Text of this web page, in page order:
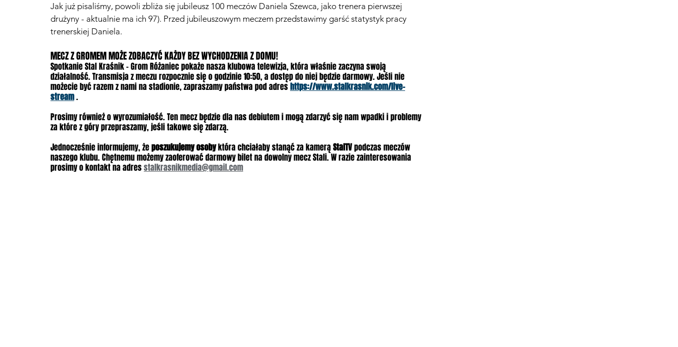
Jak już pisaliśmy, powoli zbliża się jubileusz 100 meczów Daniela Szewca, jako trenera pierwszej
drużyny - aktualnie ma ich 97). Przed jubileuszowym meczem przedstawimy garść statystyk pracy
trenerskiej Daniela.
MECZ Z GROMEM MOŻE ZOBACZYĆ KAŻDY BEZ WYCHODZENIA Z DOMU!
Spotkanie Stal Kraśnik - Grom Różaniec pokaże nasza klubowa telewizja, która właśnie zaczyna swoją
działalność. Transmisja z meczu rozpocznie się o godzinie 10:50, a dostęp do niej będzie darmowy. Jeśli nie
możecie być razem z nami na stadionie, zapraszamy państwa pod adres https://www.stalkrasnik.com/live-
stream .
Prosimy również o wyrozumiałość. Ten mecz będzie dla nas debiutem i mogą zdarzyć się nam wpadki i problemy
za które z góry przepraszamy, jeśli takowe się zdarzą.
Jednocześnie informujemy, że poszukujemy osoby która chciałaby stanąć za kamerą StalTV podczas meczów
naszego klubu. Chętnemu możemy zaoferować darmowy bilet na dowolny mecz Stali. W razie zainteresowania
prosimy o kontakt na adres stalkrasnikmedia@gmail.com